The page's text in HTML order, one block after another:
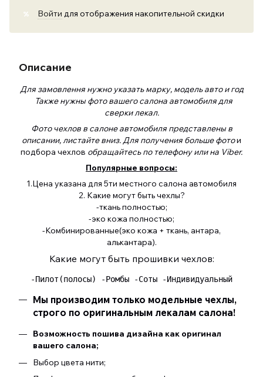
% Войти для отображения накопительной скидки
Описание
Для замовлення нужно указать марку, модель авто и год
Также нужны фото вашего салона автомобиля для
сверки лекал.
Фото чехлов в салоне автомобиля представлены в
описании, листайте вниз. Для получения больше фотои
подбора чехлов обращайтесь по телефону или на Viber.
Популярные вопросы:
1.Цена указана для 5ти местного салона автомобиля
2. Какие могут быть чехлы?
-ткань полностью;
-эко кожа полностью;
-Комбинированные(эко кожа + ткань, антара,
алькантара).
Какие могут быть прошивки чехлов:
-Пилот(полосы) -Ромбы -Соты -Индивидуальный
Мы производим только модельные чехлы,
строго по оригинальным лекалам салона!
Возможность пошива дизайна как оригинал
вашего салона;
Выбор цвета нити;